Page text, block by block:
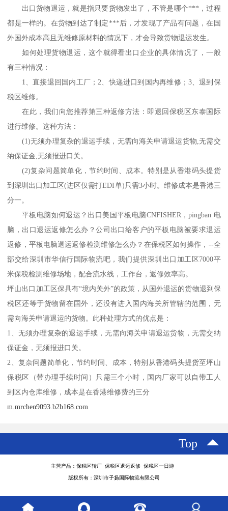
出口货物退运，就是指只要货物发出了，不管是哪个***，过程
都是一样的。在货物到达了制定***后，才发现了产品有问题，在国
外国外成本高且无维修原材料的情况下，才会导致货物退运发生。
如何处理货物退运，这个就得看出口企业的具体情况了，一般
有三种情况：
1、直接退回国内工厂；2、快递进口到国内再维修；3、退到保
税区维修。
在此，我们向您推荐第三种返修方法：即退回保税区东泰国际
进行维修。这种方法：
(1)无须办理复杂的退运手续，无需向海关申请退运货物,无需交
纳保证金,无须报进口关。
(2)复杂问题简单化，节约时间、成本。特别是从香港码头提货
到深圳出口加工区(进区仅需打EDI单)只需3小时。维修成本是香港三
分一。
平板电脑如何退运？出口美国平板电脑CNFISHER，pingban 电
脑，出口退运返修怎么办？公司出口给客户的平板电脑被要求退运
返修，平板电脑退运返修检测维修怎么办？在保税区如何操作，--全
部交给深圳市华信行国际物流吧，我们提供深圳出口加工区7000平
米保税检测维修场地，配合流水线，工作台，返修效率高。
坪山出口加工区保具有“境内关外”的政策，从国外退运的货物退到保
税区还等于货物留在国外，还没有进入国内海关所管辖的范围，无
需向海关申请退运的货物。此种处理方式的优点是：
1、无须办理复杂的退运手续，无需向海关申请退运货物，无需交纳
保证金，无须报进口关。
2、复杂问题简单化，节约时间、成本，特别从香港码头提货至坪山
保税区（带办理手续时间）只需三个小时，国内厂家可以自带工人
到区内仓库维修，成本是在香港维修费的三分
m.mrchen9093.b2b168.com
Top
主营产品：保税区转厂 保税区退运返修 保税区一日游
版权所有：深圳市子扬国际物流有限公司